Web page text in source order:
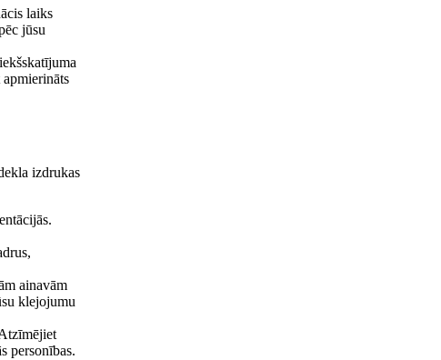
laiks
jūsu
izdrukas
ainavām
klejojumu
personības.